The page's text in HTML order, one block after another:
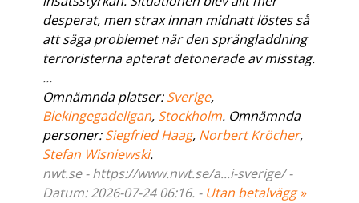
desperat, men strax innan midnatt löstes så
att säga problemet när den sprängladdning
terroristerna apterat detonerade av misstag.
...
Omnämnda platser:Sverige,
Blekingegadeligan, Stockholm. Omnämnda
personer:Siegfried Haag, Norbert Kröcher,
Stefan Wisniewski.
nwt.se - https://www.nwt.se/a...i-sverige/ -
Datum: 2026-07-24 06:16. - Utan betalvägg »